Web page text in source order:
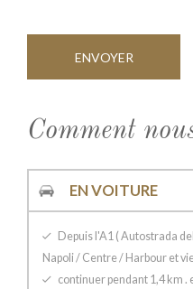
Comment
EN VOITURE
Depuis l'A1 ( Autostrada
Napoli / Centre / Harbour et
continuer pendant 1,4 km